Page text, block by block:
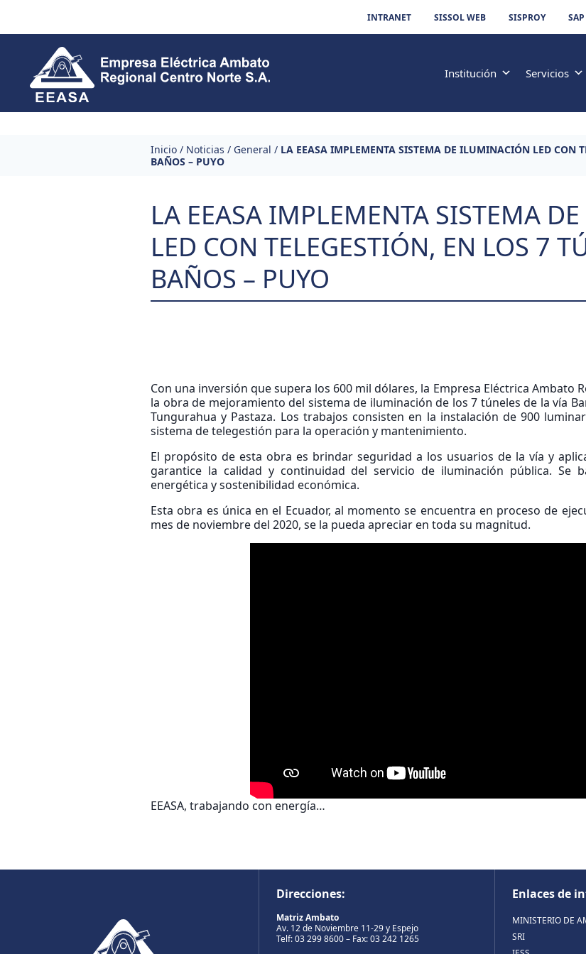
INTRANET SISSOL WEB SISPROY SAP
Institución Servicios
Inicio / Noticias / General / LA EEASA IMPLEMENTA SISTEMA DE ILUMINACIÓN LED CON
BAÑOS – PUYO
LA EEASA IMPLEMENTA SISTEMA
LED CON TELEGESTIÓN, EN LOS 7
BAÑOS – PUYO
Con una inversión que supera los 600 mil dólares, la Empresa Eléctrica Ambato
la obra de mejoramiento del sistema de iluminación de los 7 túneles de la vía
Tungurahua y Pastaza. Los trabajos consisten en la instalación de 900
sistema de telegestión para la operación y mantenimiento.
El propósito de esta obra es brindar seguridad a los usuarios de la vía y
garantice la calidad y continuidad del servicio de iluminación pública. Se
energética y sostenibilidad económica.
Esta obra es única en el Ecuador, al momento se encuentra en proceso de
mes de noviembre del 2020, se la pueda apreciar en toda su magnitud.
EEASA, trabajando con energía…
Direcciones:
Matriz Ambato
Av. 12 de Noviembre 11-29 y Espejo
Telf: 03 299 8600 – Fax: 03 242 1265
Enlaces de
MINISTERIO DE
SRI